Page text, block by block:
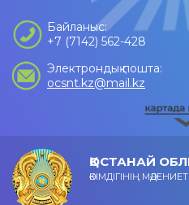
Байланыс:
+7 (7142) 562-428
Электрондық пошта:
ocsnt.kz@mail.kz
ҚОСТАНАЙ
ӘКІМДІГІНІҢ